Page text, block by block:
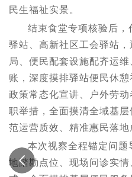
民生福祉实景。
结束食堂专项核验后
驿站、高新社区工会驿站
局、便民配套设施配齐运
账，深度摸排驿站便民休
政策常态化宣讲、户外劳
职举措，全面摸清全域基
范运营质效、精准惠民落地
本次视察全程锚定问题
地踏勘点位、现场问诊实